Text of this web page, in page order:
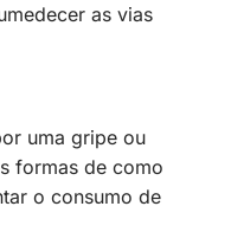
as vias
uma gripe ou
formas de como
o consumo de